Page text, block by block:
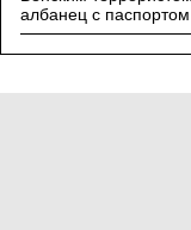
албанец с